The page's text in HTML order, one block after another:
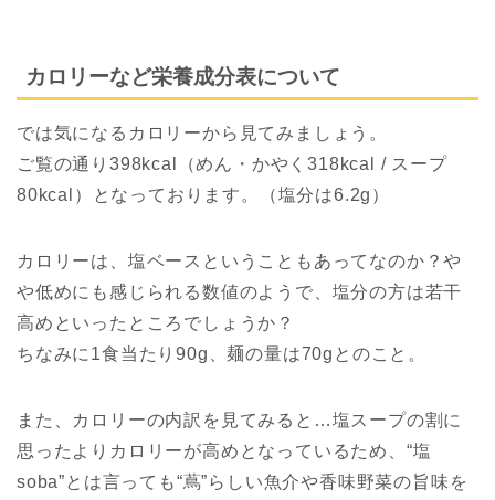
カロリーなど栄養成分表について
では気になるカロリーから見てみましょう。
ご覧の通り398kcal（めん・かやく318kcal / スープ
80kcal）となっております。（塩分は6.2g）
カロリーは、塩ベースということもあってなのか？や
や低めにも感じられる数値のようで、塩分の方は若干
高めといったところでしょうか？
ちなみに1食当たり90g、麺の量は70gとのこと。
また、カロリーの内訳を見てみると…塩スープの割に
思ったよりカロリーが高めとなっているため、“塩
soba”とは言っても“蔦”らしい魚介や香味野菜の旨味を